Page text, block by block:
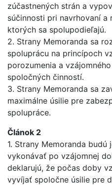
zúčastnených strán a
súčinnosti pri navrhovaní a
ktorých sa spolupodieľajú.
2. Strany Memoranda sa
spoluprácu na princípoch
porozumenia a
spoločných činností.
3. Strany Memoranda sa
maximálne úsilie pre
spolupráce.
Článok 2
1. Strany Memoranda
vykonávať po vzájomnej
deklarujú, že počas doby
vyvíjať spoločne úsilie pre